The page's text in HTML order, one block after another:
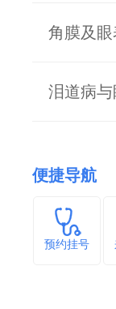
角膜及
泪道病
便捷导航
预约挂号